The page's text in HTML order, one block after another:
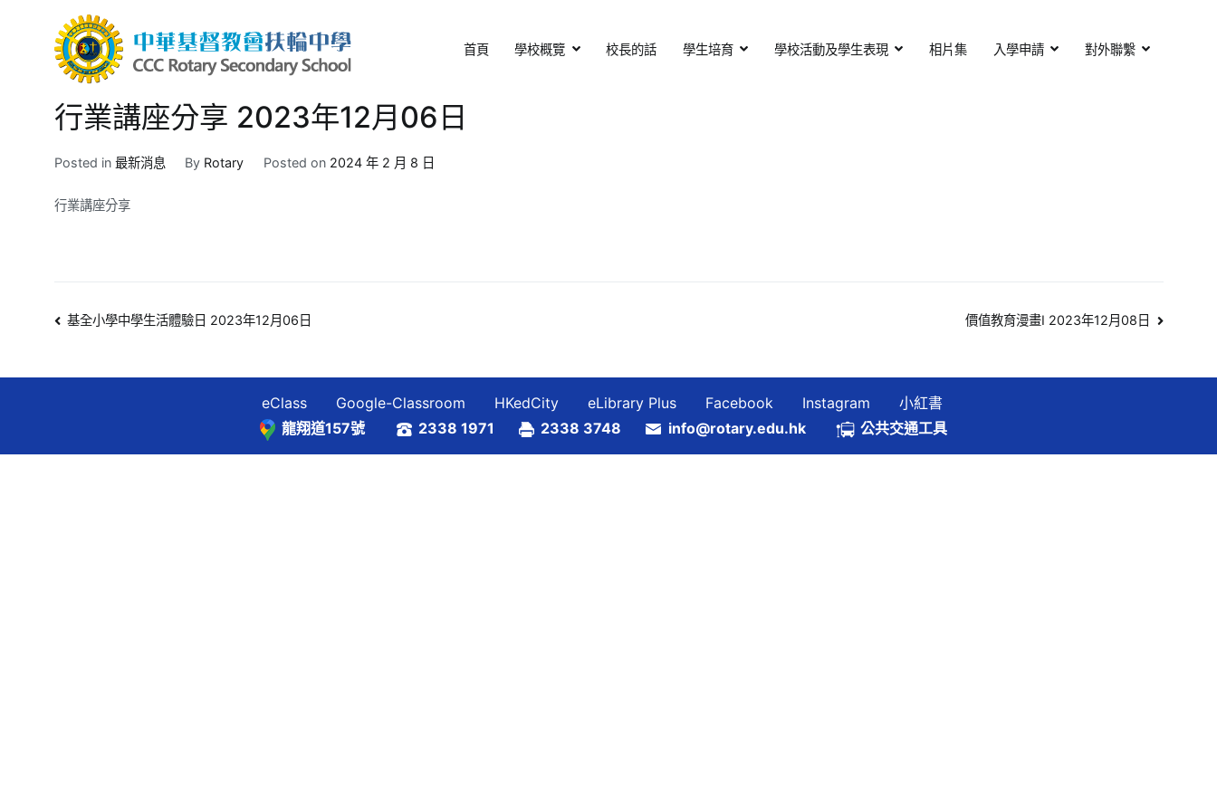
中華基督教會扶輪中學
CCC Rotary Secondary School
首頁 學校概覽 校長的話 學生培育 學校活動及學生表現 相片集 入學申請 對外聯繫
行業講座分享 2023年12月06日
Posted in 最新消息 By Rotary Posted on 2024 年 2 月 8 日
行業講座分享
文基全小學中學生活體驗日 2023年12月06日 價值教育漫畫I 2023年12月08日
eClass Google-Classroom HKedCity eLibrary Plus Facebook Instagram
小紅書
龍翔道157號
2338 1971 2338 3748 info@rotary.edu.hk 公共交通工具